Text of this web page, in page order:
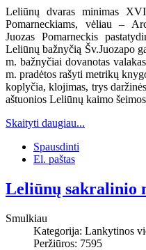
Leliūnų dvaras minimas
Pomarneckiams, vėliau –
Juozas Pomarneckis
Leliūnų bažnyčią Šv.Juozapo
m. bažnyčiai dovanotas
m. pradėtos rašyti metrikų
koplyčia, klojimas, trys
aštuonios Leliūnų kaimo
Skaityti daugiau...
Spausdinti
El. paštas
Leliūnų sakralinio
Smulkiau
Kategorija: Lankytinos
Peržiūros: 7595